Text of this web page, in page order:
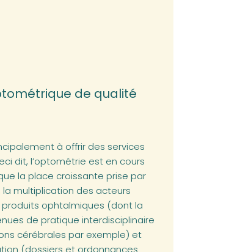
de qualité
à offrir des services
dit, l’optométrie est en cours
la place croissante prise par
multiplication des acteurs
ophtalmiques (dont la
de pratique interdisciplinaire
cérébrales par exemple) et
(dossiers et ordonnances